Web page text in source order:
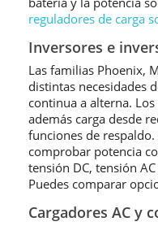
reguladores de carga
Inversores e
Las familias Phoenix,
distintas necesidades
continua a alterna.
además carga desde
funciones de
comprobar potencia
tensión DC, tensión
Puedes comparar
Cargadores AC y